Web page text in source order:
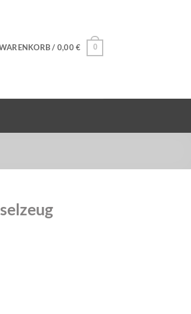
/ 0,00€ 0